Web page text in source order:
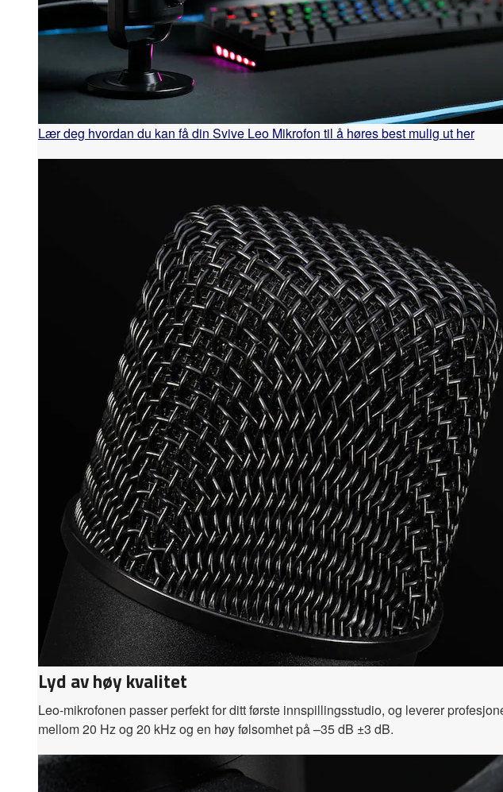
Lær deg hvordan du kan få din Svive Leo Mikrofon til å høres best mulig ut her
Lyd av høy kvalitet
Leo-mikrofonen passer perfekt for ditt første innspillingsstudio, og leverer
mellom 20 Hz og 20 kHz og en høy følsomhet på –35 dB ±3 dB.